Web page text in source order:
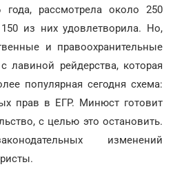
года, рассмотрела около 250
из них удовлетворила. Но,
и правоохранительные
лавиной рейдерства, которая
популярная сегодня схема:
прав в ЕГР. Минюст готовит
с целью это остановить.
изменений